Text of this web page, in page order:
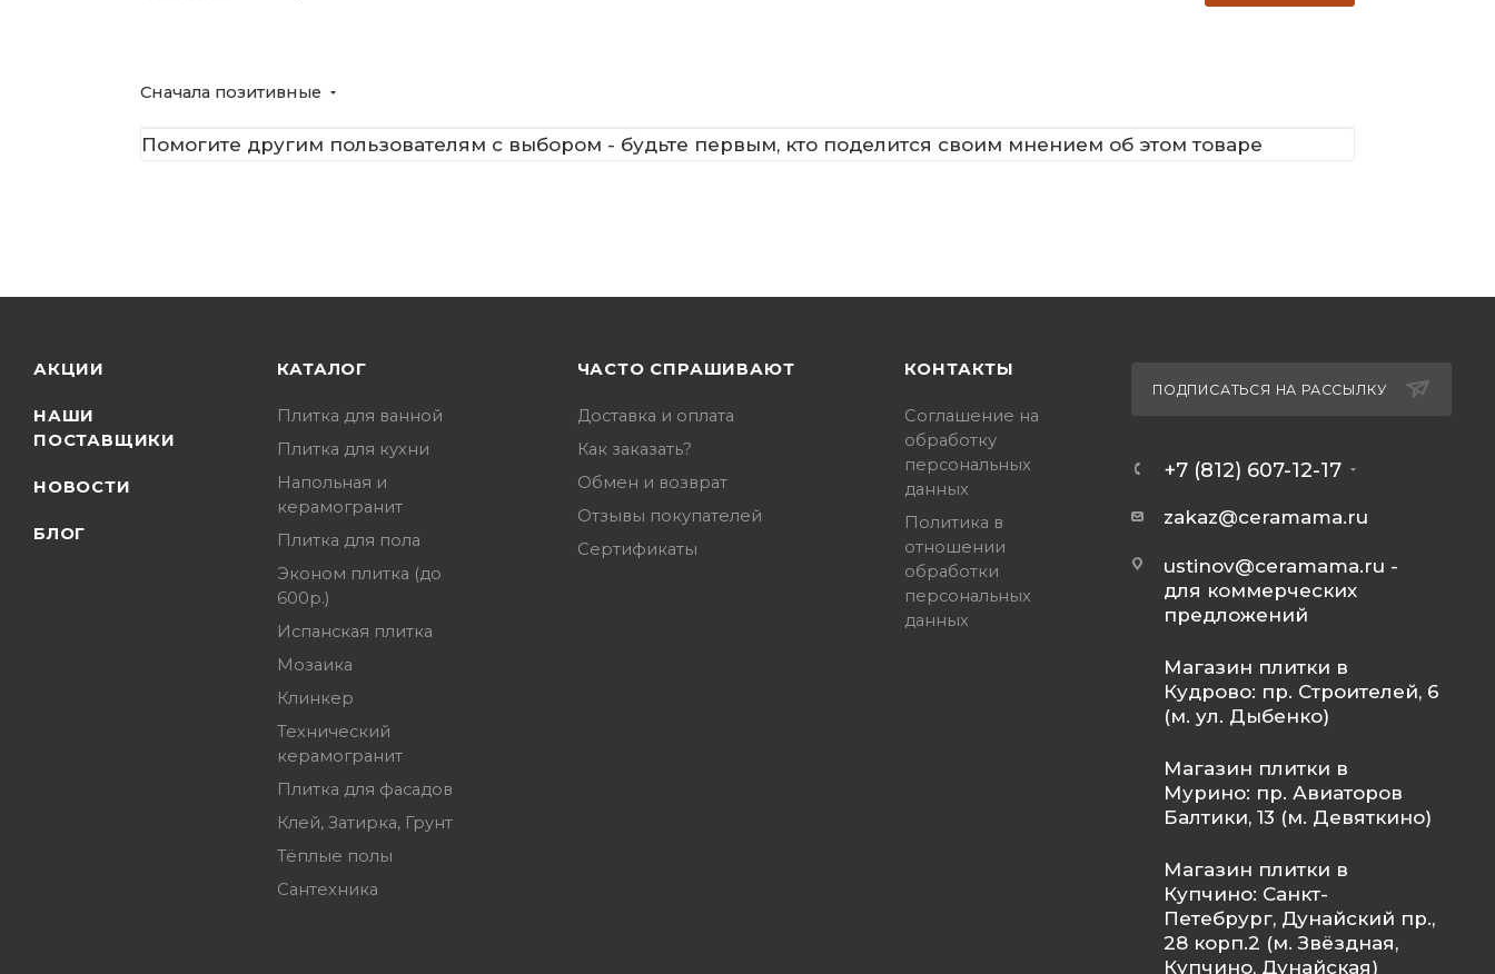
Сначала позитивные
Помогите другим пользователям с выбором - будьте первым, кто поделится своим мнением об этом товаре
АКЦИИ
НАШИ
ПОСТАВЩИКИ
НОВОСТИ
БЛОГ
КАТАЛОГ
Плитка для ванной
Плитка для кухни
Напольная и
керамогранит
Плитка для пола
Эконом плитка (до
600р.)
Испанская плитка
Мозаика
Клинкер
Технический
керамогранит
Плитка для фасадов
Клей, Затирка, Грунт
Тёплые полы
Сантехника
ЧАСТО СПРАШИВАЮТ
Доставка и оплата
Как заказать?
Обмен и возврат
Отзывы покупателей
Сертификаты
КОНТАКТЫ
Соглашение на
обработку
персональных
данных
Политика в
отношении
обработки
персональных
данных
ПОДПИСАТЬСЯ НА РАССЫЛКУ
+7 (812) 607-12-17
zakaz@ceramama.ru
ustinov@ceramama.ru -
для коммерческих
предложений
Магазин плитки в
Кудрово: пр. Строителей, 6
(м. ул. Дыбенко)
Магазин плитки в
Мурино: пр. Авиаторов
Балтики, 13 (м. Девяткино)
Магазин плитки в
Купчино: Санкт-
Петебрург, Дунайский пр.,
28 корп.2 (м. Звёздная,
Купчино, Дунайская)